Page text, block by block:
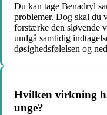
Du kan tage Benadryl
problemer. Dog skal du
forstærke den sløvende
undgå samtidig
døsighedsfølelsen og
Hvilken virkning
unge?